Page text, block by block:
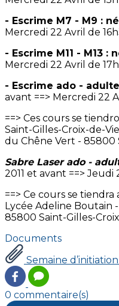
- Escrime M7 - M9 :
Mercredi 22 Avril de
- Escrime M11 - M13 :
Mercredi 22 Avril de
- Escrime ado - adulte
avant ==> Mercredi 22
==> Ces cours se
Saint-Gilles-Croix-de-
du Chêne Vert - 85800
Sabre Laser ado -
2011 et avant ==>
==> Ce cours se
Lycée Adeline Boutain
85800 Saint-Gilles-
Documents
Semaine
0 commentaire(s)